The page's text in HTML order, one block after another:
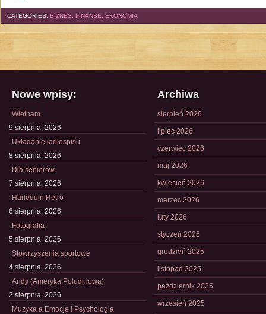
CATEGORIES: BIZNES, FINANSE, EKONOMIA
Nowe wpisy:
Wietnam
9 sierpnia, 2026
Układanie jadłospisu
8 sierpnia, 2026
Dla seniorów
7 sierpnia, 2026
Harlequin Retro
6 sierpnia, 2026
Fotografia
5 sierpnia, 2026
Stowrzyszenia sportowe
4 sierpnia, 2026
Andy (Ameryka Południowa)
2 sierpnia, 2026
Muzyka a Emocje i Psychologia
Archiwa
sierpień 2026
lipiec 2026
czerwiec 2026
maj 2026
kwiecień 2026
marzec 2026
luty 2026
styczeń 2026
grudzień 2025
listopad 2025
październik 2025
wrzesień 2025